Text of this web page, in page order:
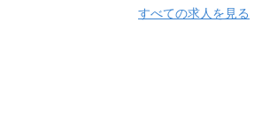
すべての求人を見る